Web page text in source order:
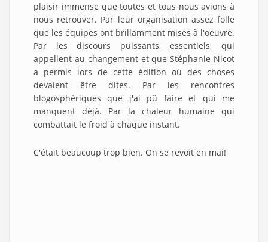
plaisir immense que toutes et tous nous avions à
nous retrouver. Par leur organisation assez folle
que les équipes ont brillamment mises à l'oeuvre.
Par les discours puissants, essentiels, qui
appellent au changement et que Stéphanie Nicot
a permis lors de cette édition où des choses
devaient être dites. Par les rencontres
blogosphériques que j'ai pû faire et qui me
manquent déjà. Par la chaleur humaine qui
combattait le froid à chaque instant.
C'était beaucoup trop bien. On se revoit en mai!